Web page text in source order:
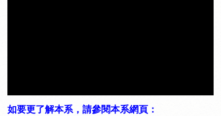
如要更了解本系，請參閱本系網頁：